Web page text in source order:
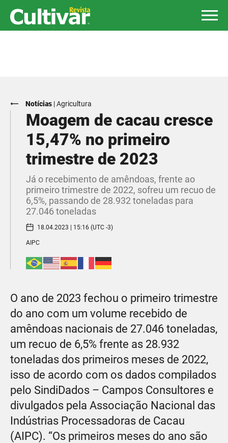
Notícias |Agricultura
Moagem de cacau cresce
15,47% no primeiro
trimestre de 2023
Já o recebimento de amêndoas, frente ao
primeiro trimestre de 2022, sofreu um recuo de
6,5%, passando de 28.932 toneladas para
27.046 toneladas
18.04.2023 | 15:16 (UTC -3)
AIPC
O ano de 2023 fechou o primeiro trimestre
do ano com um volume recebido de
amêndoas nacionais de 27.046 toneladas,
um recuo de 6,5% frente as 28.932
toneladas dos primeiros meses de 2022,
isso de acordo com os dados compilados
pelo SindiDados – Campos Consultores e
divulgados pela Associação Nacional das
Indústrias Processadoras de Cacau
(AIPC). “Os primeiros meses do ano são